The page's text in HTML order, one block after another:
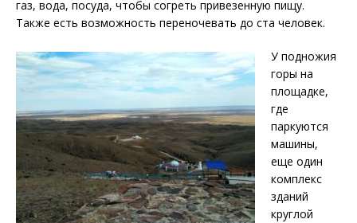
газ, вода, посуда, чтобы согреть привезенную пищу.
Также есть возможность переночевать до ста человек.
У подножия
горы на
площадке,
где
паркуются
машины,
еще один
комплекс
зданий
круглой